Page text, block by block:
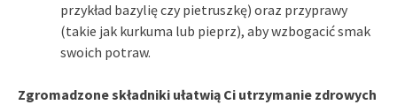
przykład bazylię czy pietruszkę) oraz przyprawy
(takie jak kurkuma lub pieprz), aby wzbogacić smak
swoich potraw.
Zgromadzone składniki ułatwią Ci utrzymanie zdrowych